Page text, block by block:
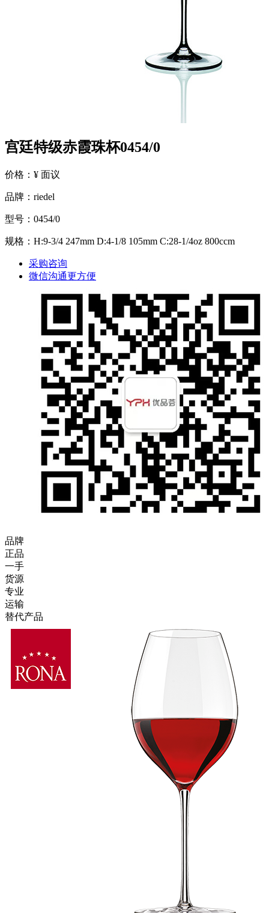
宫廷特级赤霞珠杯0454/0
价格：¥ 面议
品牌：riedel
型号：0454/0
规格：H:9-3/4 247mm D:4-1/8 105mm C:28-1/4oz 800ccm
采购咨询
微信沟通更方便
品牌
正品
一手
货源
专业
运输
替代产品